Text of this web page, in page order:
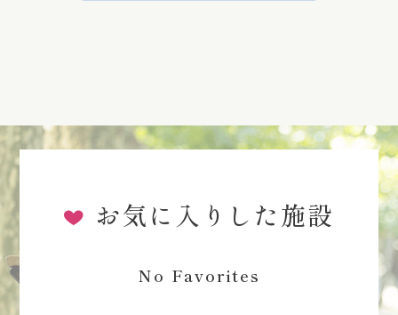
お気に入りした施設
No Favorites